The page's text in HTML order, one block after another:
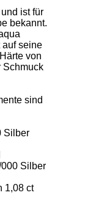
ist für
bekannt.
auf seine
von
Schmuck
sind
Silber
Silber
1,08 ct